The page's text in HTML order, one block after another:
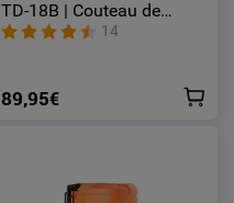
TD-18B | Couteau de
survie professionnel lame
fixe avec étui de protection
14
89,95€